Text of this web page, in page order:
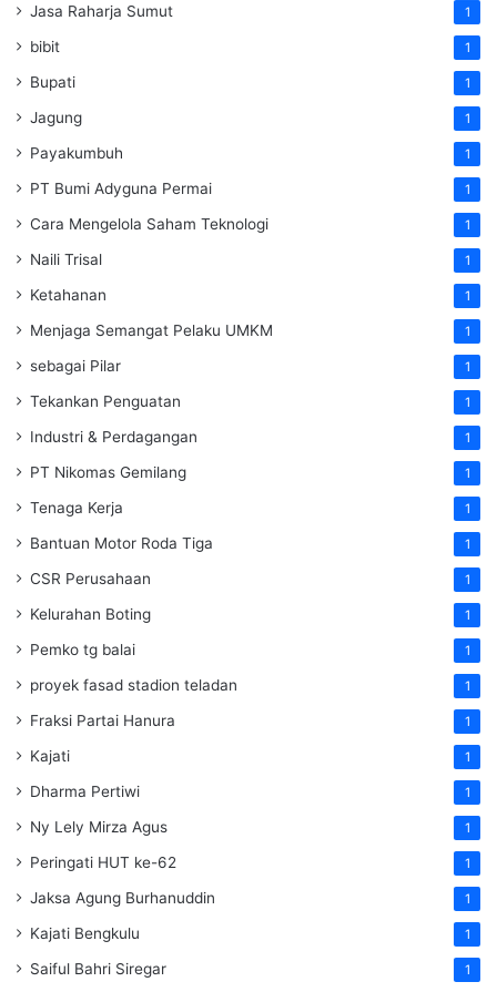
Jasa Raharja Sumut 1
bibit 1
Bupati 1
Jagung 1
Payakumbuh 1
PT Bumi Adyguna Permai 1
Cara Mengelola Saham Teknologi 1
Naili Trisal 1
Ketahanan 1
Menjaga Semangat Pelaku UMKM 1
sebagai Pilar 1
Tekankan Penguatan 1
Industri & Perdagangan 1
PT Nikomas Gemilang 1
Tenaga Kerja 1
Bantuan Motor Roda Tiga 1
CSR Perusahaan 1
Kelurahan Boting 1
Pemko tg balai 1
proyek fasad stadion teladan 1
Fraksi Partai Hanura 1
Kajati 1
Dharma Pertiwi 1
Ny Lely Mirza Agus 1
Peringati HUT ke-62 1
Jaksa Agung Burhanuddin 1
Kajati Bengkulu 1
Saiful Bahri Siregar 1